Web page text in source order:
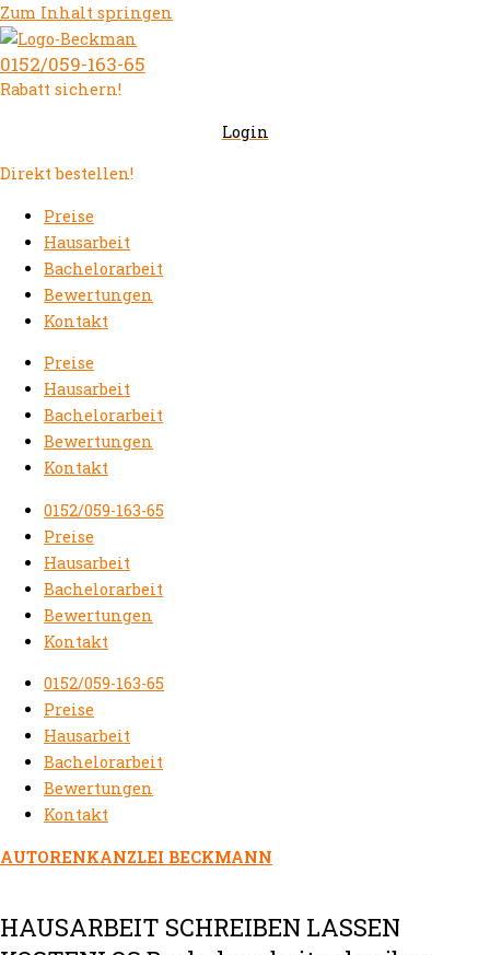
Zum Inhalt springen
0152/059-163-65
Rabatt sichern!
Login
Direkt bestellen!
Preise
Hausarbeit
Bachelorarbeit
Bewertungen
Kontakt
Preise
Hausarbeit
Bachelorarbeit
Bewertungen
Kontakt
0152/059-163-65
Preise
Hausarbeit
Bachelorarbeit
Bewertungen
Kontakt
0152/059-163-65
Preise
Hausarbeit
Bachelorarbeit
Bewertungen
Kontakt
AUTORENKANZLEI BECKMANN
HAUSARBEIT SCHREIBEN LASSEN